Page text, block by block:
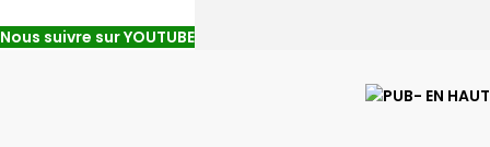
Nous suivre sur YOUTUBE